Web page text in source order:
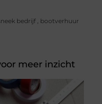
bedrijf, bootverhuur
meer inzicht